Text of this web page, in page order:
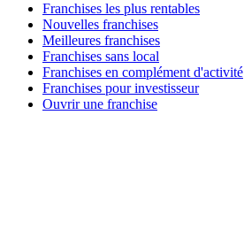
Franchises les plus rentables
Nouvelles franchises
Meilleures franchises
Franchises sans local
Franchises en complément d'activité
Franchises pour investisseur
Ouvrir une franchise